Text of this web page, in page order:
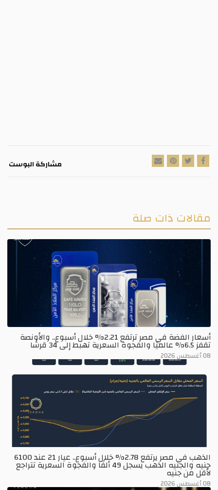
مشاركة البوست
مقالات ذات صلة
أسعار الفضة في مصر ترتفع 2.21% خلال أسبوع.. والأونصة
تقفز 6.5% عالميًا والفجوة السعرية تهبط إلى 34 قرشًا
08 أغسطس 2026
الذهب في مصر يرتفع 2.78% خلال أسبوع.. عيار 21 عند 6100
جنيه والجنيه الذهب يسجل 49 ألفًا والفجوة السعرية تتراجع
لأقل من جنيه
08 أغسطس 2026